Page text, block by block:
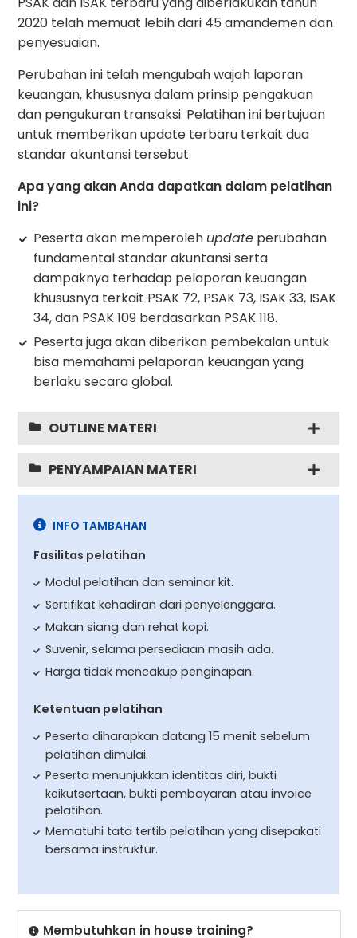
2020 telah memuat lebih dari 45 amandemen dan
penyesuaian.
Perubahan ini telah mengubah wajah laporan
keuangan, khususnya dalam prinsip pengakuan
dan pengukuran transaksi. Pelatihan ini bertujuan
untuk memberikan update terbaru terkait dua
standar akuntansi tersebut.
Apa yang akan Anda dapatkan dalam pelatihan
ini?
Peserta akan memperoleh update perubahan
fundamental standar akuntansi serta
dampaknya terhadap pelaporan keuangan
khususnya terkait PSAK 72, PSAK 73, ISAK 33, ISAK
34, dan PSAK 109 berdasarkan PSAK 118.
Peserta juga akan diberikan pembekalan untuk
bisa memahami pelaporan keuangan yang
berlaku secara global.
OUTLINE MATERI
PENYAMPAIAN MATERI
INFO TAMBAHAN
Fasilitas pelatihan
Modul pelatihan dan seminar kit.
Sertifikat kehadiran dari penyelenggara.
Makan siang dan rehat kopi.
Suvenir, selama persediaan masih ada.
Harga tidak mencakup penginapan.
Ketentuan pelatihan
Peserta diharapkan datang 15 menit sebelum
pelatihan dimulai.
Peserta menunjukkan identitas diri, bukti
keikutsertaan, bukti pembayaran atau invoice
pelatihan.
Mematuhi tata tertib pelatihan yang disepakati
bersama instruktur.
Membutuhkan in house training?